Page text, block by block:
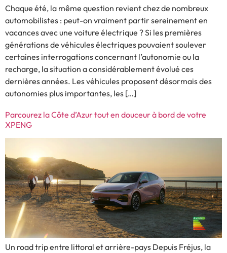
Chaque été, la même question revient chez de nombreux
automobilistes : peut-on vraiment partir sereinement en
vacances avec une voiture électrique ? Si les premières
générations de véhicules électriques pouvaient soulever
certaines interrogations concernant l’autonomie ou la
recharge, la situation a considérablement évolué ces
dernières années. Les véhicules proposent désormais des
autonomies plus importantes, les […]
Parcourez la Côte d’Azur tout en douceur à bord de votre
XPENG
Un road trip entre littoral et arrière-pays Depuis Fréjus, la